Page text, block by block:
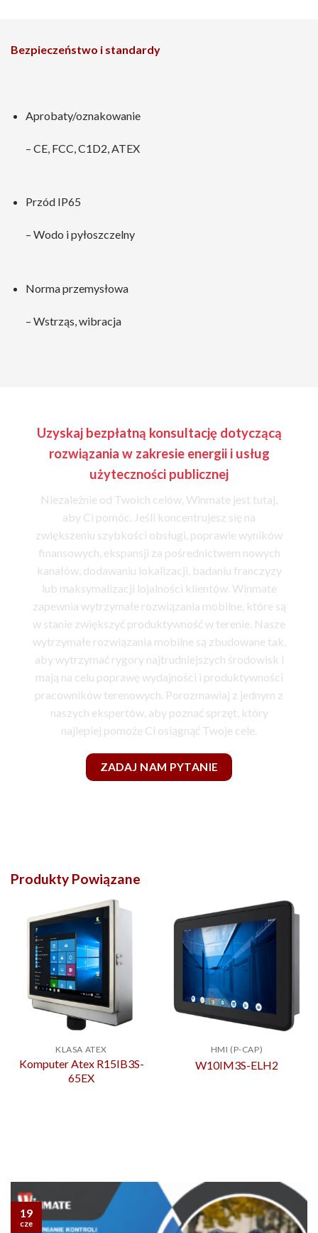
Bezpieczeństwo i standardy
Aprobaty/oznakowanie
– CE, FCC, C1D2, ATEX
Przód IP65
– Wodo i pyłoszczelny
Norma przemysłowa
– Wstrząs, wibracja
Uzyskaj bezpłatną konsultację dotyczącą
rozwiązania w zakresie energii i usług
użyteczności publicznej
Niezależnie od Twoich celów, Winmate jest tutaj,
aby Ci pomóc. Jeśli koncentrujesz się na
zwiększeniu szybkości obsługi, poprawie wyników
finansowych, ekspansji za pośrednictwem nowych
kanałów, dodawaniu lokalizacji, badaniu franczyzy
lub maksymalizacji lojalności klientów. Winmate
zapewnia wytrzymałe rozwiązania mobilne, które są
w stanie zwiększyć produktywność w terenie. Nasze
wytrzymałe rozwiązania mobilne są zbudowane tak,
aby wytrzymać rygory najtrudniejszych środowisk i
mają na celu poprawę wydajności i produktywności
pracowników terenowych. Porozmawiaj z jednym z
naszych ekspertów, aby poznać sprzęt, który
najlepiej pomoże Ci osiągnąć Twoje cele.
ZADAJ NAM PYTANIE
Produkty Powiązane
KLASA ATEX
Komputer Atex R15IB3S-
65EX
HMI (P-CAP)
W10IM3S-ELH2
19
cze